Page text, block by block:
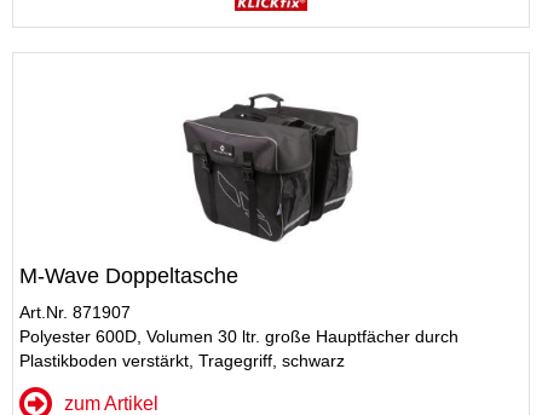
M-Wave Doppeltasche
Art.Nr. 871907
Polyester 600D, Volumen 30 ltr. große Hauptfächer durch
Plastikboden verstärkt, Tragegriff, schwarz
zum Artikel